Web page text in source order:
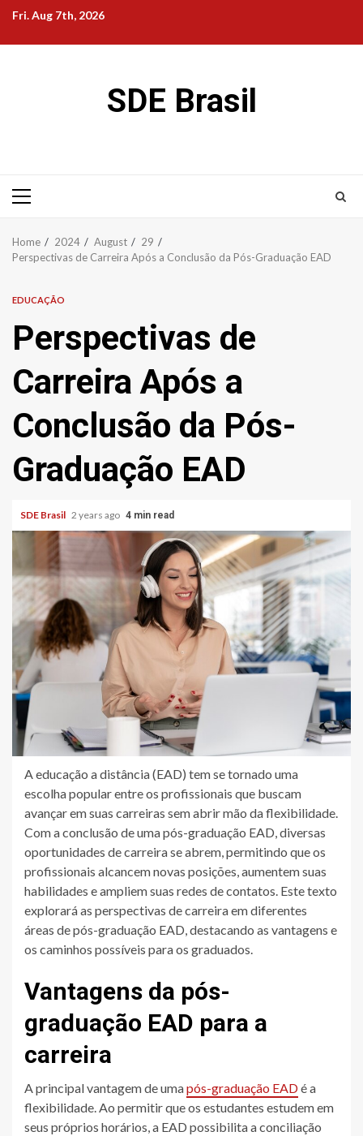
Skip
content
Fri. Aug 7th, 2026
SDE Brasil
Primary
Home 2024 August
29
Perspectivas de Carreira Após a Conclusão da Pós-Graduação EAD
EDUCAÇÃO
Perspectivas de
Carreira Após a
Conclusão da Pós-
Graduação EAD
SDE Brasil 2 years ago 4 min read
A educação a distância (EAD) tem se tornado uma
escolha popular entre os profissionais que buscam
avançar em suas carreiras sem abrir mão da flexibilidade.
Com a conclusão de uma pós-graduação EAD, diversas
oportunidades de carreira se abrem, permitindo que os
profissionais alcancem novas posições, aumentem suas
habilidades e ampliem suas redes de contatos. Este texto
explorará as perspectivas de carreira em diferentes
áreas de pós-graduação EAD, destacando as vantagens e
os caminhos possíveis para os graduados.
Vantagens da pós-
graduação EAD para a
carreira
A principal vantagem de umapós-graduação EADé a
flexibilidade. Ao permitir que os estudantes estudem em
seus próprios horários, a EAD possibilita a conciliação